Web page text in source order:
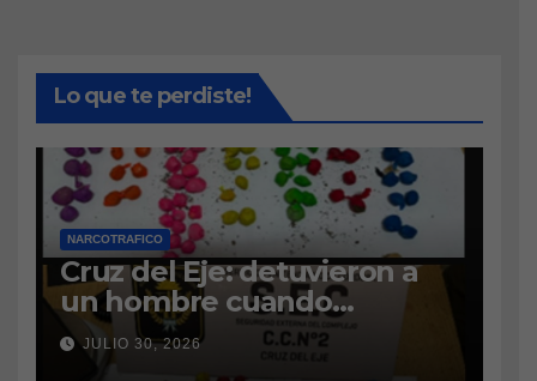
Lo que te perdiste!
NARCOTRAFICO
Cruz del Eje: detuvieron a
un hombre cuando
intentaba ingresar
marihuana a la cárcel
JULIO 30, 2026